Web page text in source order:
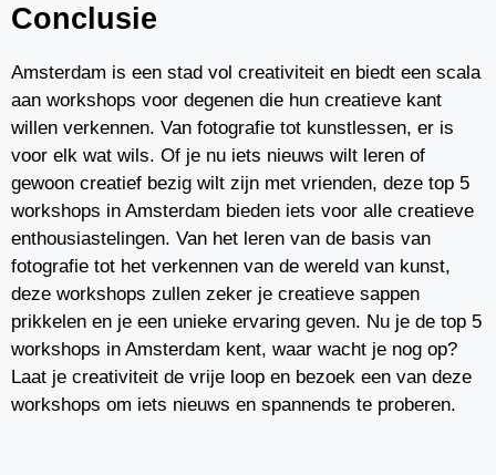
Conclusie
Amsterdam is een stad vol creativiteit en biedt een scala
aan workshops voor degenen die hun creatieve kant
willen verkennen. Van fotografie tot kunstlessen, er is
voor elk wat wils. Of je nu iets nieuws wilt leren of
gewoon creatief bezig wilt zijn met vrienden, deze top 5
workshops in Amsterdam bieden iets voor alle creatieve
enthousiastelingen. Van het leren van de basis van
fotografie tot het verkennen van de wereld van kunst,
deze workshops zullen zeker je creatieve sappen
prikkelen en je een unieke ervaring geven. Nu je de top 5
workshops in Amsterdam kent, waar wacht je nog op?
Laat je creativiteit de vrije loop en bezoek een van deze
workshops om iets nieuws en spannends te proberen.